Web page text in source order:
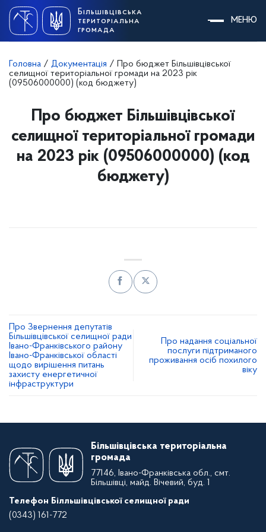
content
Більшівцівська
територіальна
громада
МЕНЮ
Головна / Документація /
Про бюджет Більшівцівської
селищної територіальної громади на 2023 рік
(09506000000) (код бюджету)
Про бюджет Більшівцівської
селищної територіальної громади
на 2023 рік (09506000000) (код
бюджету)
Про Звернення депутатів
Більшівцівської селищної ради
Івано-Франківського району
Івано-Франківської області
щодо вирішення питань
захисту енергетичної
інфраструктури
Про надання соціальної
послуги підтриманого
проживання осіб похилого
віку
Більшівцівська територіальна
громада
77146, Івано-Франківська обл., смт.
Більшівці, майд. Вічевий, буд. 1
Телефон Білльшівцівської селищної ради
(0343) 161-772